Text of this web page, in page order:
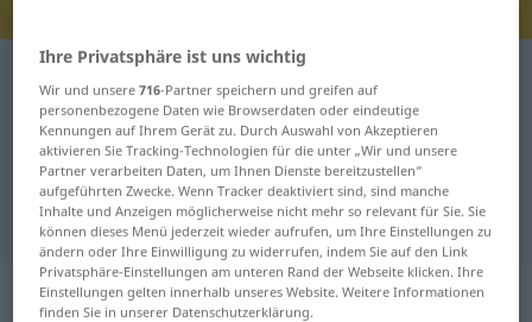
Deutsch-Kroatisch Übersetzung für
"Einfalt"
"Einfalt" Kroatisch Übersetzung
„Einfalt“: Femininum
Ihre Privatsphäre ist uns wichtig
Wir und unsere716-Partner speichern und greifen auf
personenbezogene Daten wie Browserdaten oder eindeutige
Kennungen auf Ihrem Gerät zu. Durch Auswahl von Akzeptieren
aktivieren Sie Tracking-Technologien für die unter „Wir und unsere
Partner verarbeiten Daten, um Ihnen Dienste bereitzustellen“
aufgeführten Zwecke. Wenn Tracker deaktiviert sind, sind manche
Inhalte und Anzeigen möglicherweise nicht mehr so relevant für Sie. Sie
können dieses Menü jederzeit wieder aufrufen, um Ihre Einstellungen zu
ändern oder Ihre Einwilligung zu widerrufen, indem Sie auf den Link
Privatsphäre-Einstellungen am unteren Rand der Webseite klicken. Ihre
Einstellungen gelten innerhalb unseres Website. Weitere Informationen
finden Sie in unserer Datenschutzerklärung.